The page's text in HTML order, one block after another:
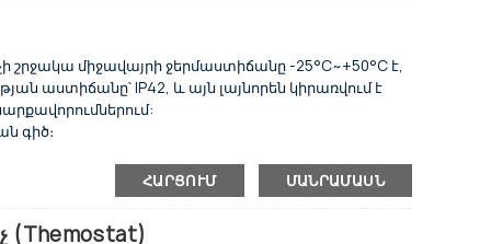
շրջակա միջավայրի ջերմաստիճանը -25°C~+50°C է,
աստիճանը՝ IP42, և այն լայնորեն կիրառվում է
գիծ։
(130 °C ~140 °C)՝ շարժիչը պաշտպանելու համար,
անցքեր, փակագծի տեղադրում, ցանցի
ՀԱՐՑՈՒՄ ՄԱՆՐԱՄԱՍՆ
(Themostat)